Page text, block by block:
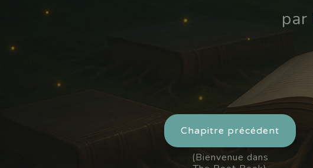
par
Chapitre précédent
(Bienvenue dans